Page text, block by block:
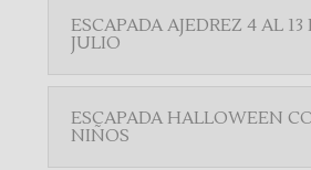
ESCAPADA AJEDREZ 4 AL 13
JULIO
ESCAPADA HALLOWEEN
NIÑOS